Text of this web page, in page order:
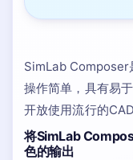
SimLab Composer
操作简单，具有易
开放使用流行的
将SimLab
色的输出